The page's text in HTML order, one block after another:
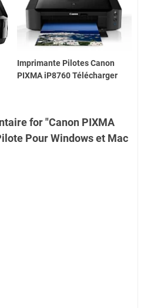
Imprimante Pilotes Canon
PIXMA iP8760 Télécharger
for "Canon PIXMA
Pour Windows et Mac